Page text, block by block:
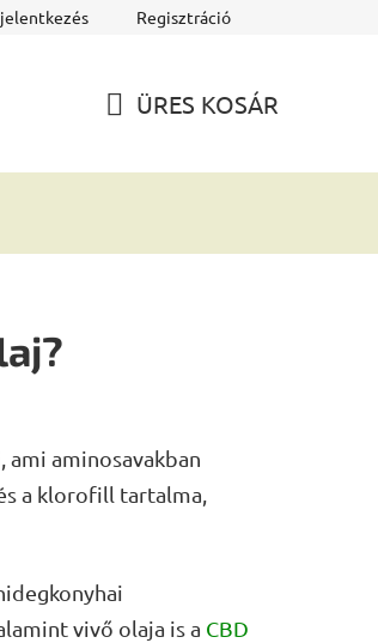
Regisztráció
ÜRES KOSÁR
aminosavakban
a klorofill tartalma,
vivő olaja is a CBD